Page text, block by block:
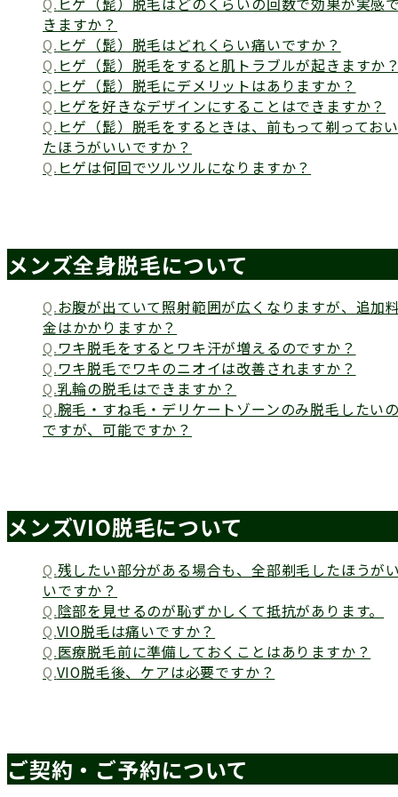
きますか？
ヒゲ（髭）脱毛はどれくらい痛いですか？
ヒゲ（髭）脱毛をすると肌トラブルが起きますか
ヒゲ（髭）脱毛にデメリットはありますか？
ヒゲを好きなデザインにすることはできますか？
ヒゲ（髭）脱毛をするときは、前もって剃っておい
たほうがいいですか？
ヒゲは何回でツルツルになりますか？
メンズ全身脱毛について
お腹が出ていて照射範囲が広くなりますが、追加
金はかかりますか？
ワキ脱毛をするとワキ汗が増えるのですか？
ワキ脱毛でワキのニオイは改善されますか？
乳輪の脱毛はできますか？
腕毛・すね毛・デリケートゾーンのみ脱毛したい
ですが、可能ですか？
メンズVIO脱毛について
残したい部分がある場合も、全部剃毛したほうが
いですか？
陰部を見せるのが恥ずかしくて抵抗があります。
VIO脱毛は痛いですか？
医療脱毛前に準備しておくことはありますか？
VIO脱毛後、ケアは必要ですか？
ご契約・ご予約について